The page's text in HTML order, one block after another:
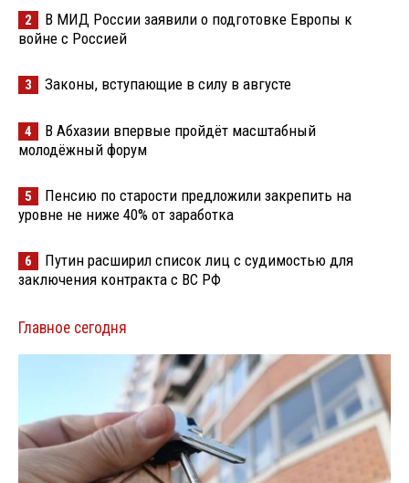
2
В МИД России заявили о подготовке Европы к
войне с Россией
3 Законы, вступающие в силу в августе
4
В Абхазии впервые пройдёт масштабный
молодёжный форум
5
Пенсию по старости предложили закрепить на
уровне не ниже 40% от заработка
6
Путин расширил список лиц с судимостью для
заключения контракта с ВС РФ
Главное сегодня